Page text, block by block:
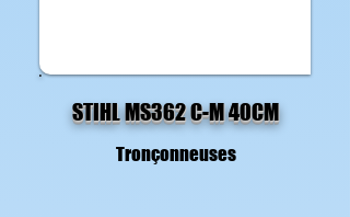
STIHL MS362 C-M 40CM
Tronçonneuses